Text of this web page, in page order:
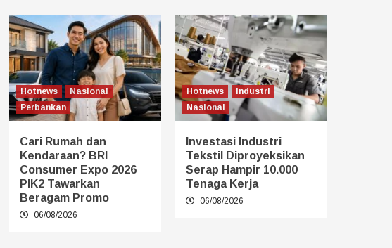
Hotnews
Nasional
Perbankan
Cari Rumah dan
Kendaraan? BRI
Consumer Expo 2026
PIK2 Tawarkan
Beragam Promo
06/08/2026
Hotnews
Industri
Nasional
Investasi Industri
Tekstil Diproyeksikan
Serap Hampir 10.000
Tenaga Kerja
06/08/2026